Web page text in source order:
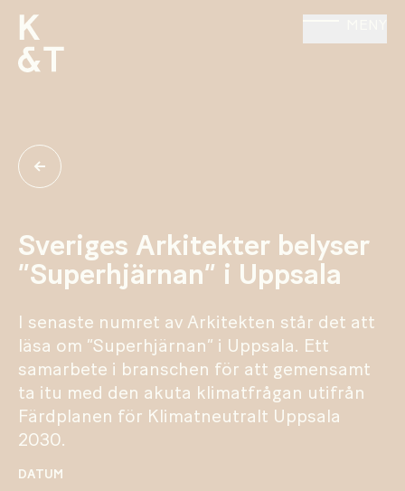
Sveriges Arkitekter belyser
”Superhjärnan” i Uppsala
DATUM
I senaste numret av Arkitekten står det att
läsa om ”Superhjärnan” i Uppsala. Ett
samarbete i branschen för att gemensamt
ta itu med den akuta klimatfrågan utifrån
Färdplanen för Klimatneutralt Uppsala
2030.